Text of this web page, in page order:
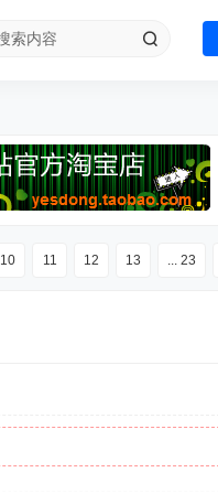
10 11 12 13 ... 23